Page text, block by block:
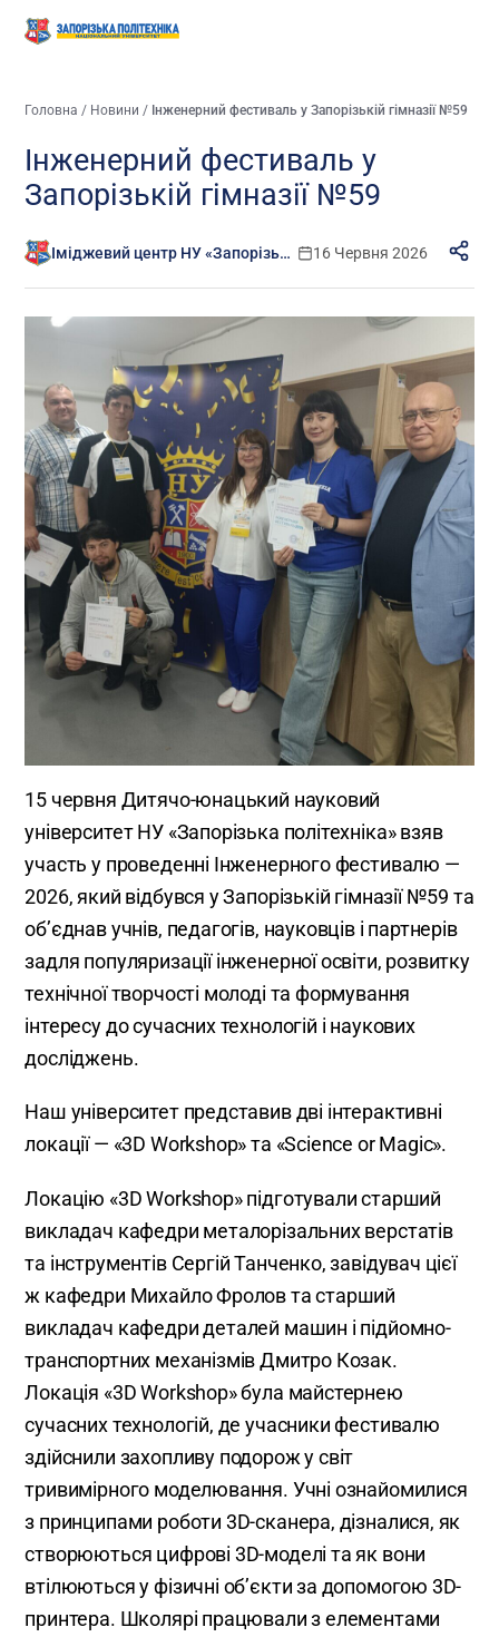
Головна / Новини / Інженерний фестиваль у Запорізькій гімназії №59
Інженерний фестиваль у
Запорізькій гімназії №59
Іміджевий центр НУ «Запорізька політехніка» 16 Червня 2026
15 червня Дитячо-юнацький науковий
університет НУ «Запорізька політехніка» взяв
участь у проведенні Інженерного фестивалю —
2026, який відбувся у Запорізькій гімназії №59 та
об’єднав учнів, педагогів, науковців і партнерів
задля популяризації інженерної освіти, розвитку
технічної творчості молоді та формування
інтересу до сучасних технологій і наукових
досліджень.
Наш університет представив дві інтерактивні
локації — «3D Workshop» та «Science or Magic».
Локацію «3D Workshop» підготували старший
викладач кафедри металорізальних верстатів
та інструментів Сергій Танченко, завідувач цієї
ж кафедри Михайло Фролов та старший
викладач кафедри деталей машин і підйомно-
транспортних механізмів Дмитро Козак.
Локація «3D Workshop» була майстернею
сучасних технологій, де учасники фестивалю
здійснили захопливу подорож у світ
тривимірного моделювання. Учні ознайомилися
з принципами роботи 3D-сканера, дізналися, як
створюються цифрові 3D-моделі та як вони
втілюються у фізичні об’єкти за допомогою 3D-
принтера. Школярі працювали з елементами